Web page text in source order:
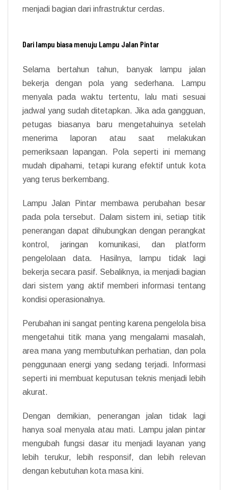
menjadi bagian dari infrastruktur cerdas.
Dari lampu biasa menuju Lampu Jalan Pintar
Selama bertahun tahun, banyak lampu jalan
bekerja dengan pola yang sederhana. Lampu
menyala pada waktu tertentu, lalu mati sesuai
jadwal yang sudah ditetapkan. Jika ada gangguan,
petugas biasanya baru mengetahuinya setelah
menerima laporan atau saat melakukan
pemeriksaan lapangan. Pola seperti ini memang
mudah dipahami, tetapi kurang efektif untuk kota
yang terus berkembang.
Lampu Jalan Pintar membawa perubahan besar
pada pola tersebut. Dalam sistem ini, setiap titik
penerangan dapat dihubungkan dengan perangkat
kontrol, jaringan komunikasi, dan platform
pengelolaan data. Hasilnya, lampu tidak lagi
bekerja secara pasif. Sebaliknya, ia menjadi bagian
dari sistem yang aktif memberi informasi tentang
kondisi operasionalnya.
Perubahan ini sangat penting karena pengelola bisa
mengetahui titik mana yang mengalami masalah,
area mana yang membutuhkan perhatian, dan pola
penggunaan energi yang sedang terjadi. Informasi
seperti ini membuat keputusan teknis menjadi lebih
akurat.
Dengan demikian, penerangan jalan tidak lagi
hanya soal menyala atau mati. Lampu jalan pintar
mengubah fungsi dasar itu menjadi layanan yang
lebih terukur, lebih responsif, dan lebih relevan
dengan kebutuhan kota masa kini.